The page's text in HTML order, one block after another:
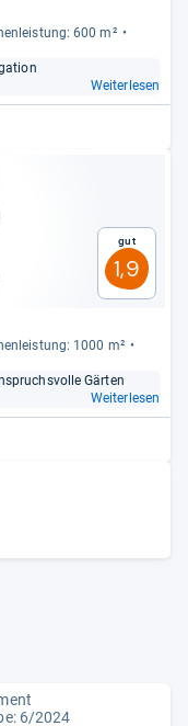
600 m²
Weiterlesen
Gut
1,9
1000 m²
Gär­ten
Weiterlesen
6/2024